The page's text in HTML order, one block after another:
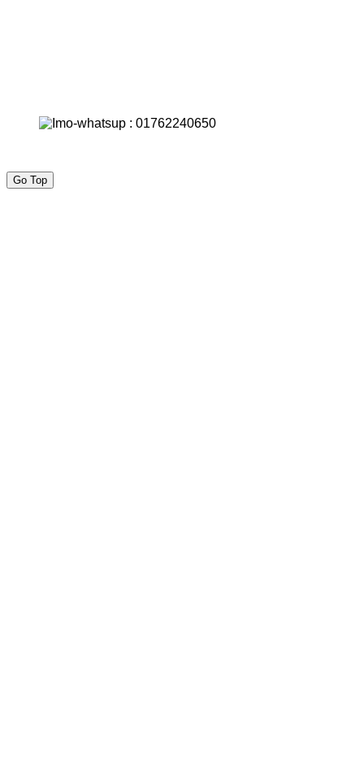
Go Top